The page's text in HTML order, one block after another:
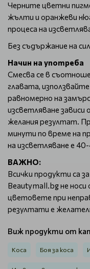
Черните цветни
жълти и оранжеви
процеса на
Без съдържание на
Начин на употреба
Смесва се в
главата,
равномерно на
изсветляване
желания резултат.
минути по време на
на изсветляване е
ВАЖНО:
Всички продукти са
Beautymall.bg не
цветовете при
резултати е
Виж продукти от
Коса Боя за коса